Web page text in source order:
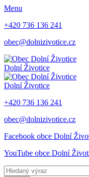
Menu
+420 736 136 241
obec@dolnizivotice.cz
Dolní Životice
Dolní Životice
+420 736 136 241
obec@dolnizivotice.cz
Facebook obce Dolní
YouTube obce Dolní